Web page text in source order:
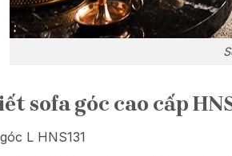
sofa góc cao cấp
L HNS131